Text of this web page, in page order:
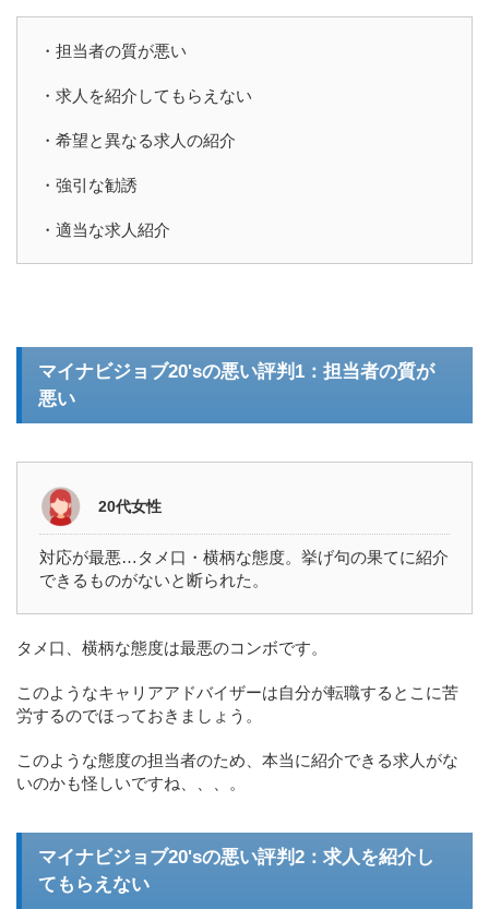
・担当者の質が悪い
・求人を紹介してもらえない
・希望と異なる求人の紹介
・強引な勧誘
・適当な求人紹介
マイナビジョブ20'sの悪い評判1：担当者の質が
悪い
20代女性
対応が最悪…タメ口・横柄な態度。挙げ句の果てに紹介
できるものがないと断られた。
タメ口、横柄な態度は最悪のコンボです。
このようなキャリアアドバイザーは自分が転職するとこに苦
労するのでほっておきましょう。
このような態度の担当者のため、本当に紹介できる求人がな
いのかも怪しいですね、、、。
マイナビジョブ20'sの悪い評判2：求人を紹介し
てもらえない